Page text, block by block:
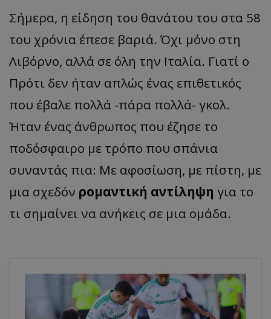
Σήμερα, η είδηση του θανάτου του στα 58
του χρόνια έπεσε βαριά. Όχι μόνο στη
Λιβόρνο, αλλά σε όλη την Ιταλία. Γιατί ο
Πρότι δεν ήταν απλώς ένας επιθετικός
που έβαλε πολλά -πάρα πολλά- γκολ.
Ήταν ένας άνθρωπος που έζησε το
ποδόσφαιρο με τρόπο που σπάνια
συναντάς πια: Με αφοσίωση, με πίστη, με
μια σχεδόν ρομαντική αντίληψη για το
τι σημαίνει να ανήκεις σε μια ομάδα.